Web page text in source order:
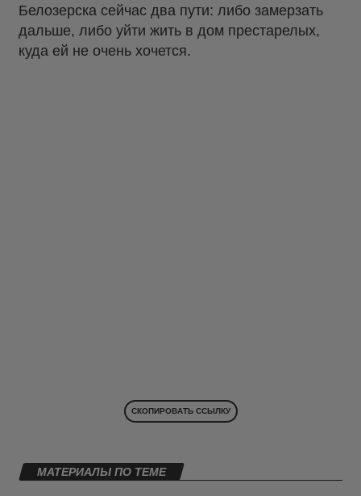
Белозерска сейчас два пути: либо замерзать
дальше, либо уйти жить в дом престарелых,
куда ей не очень хочется.
СКОПИРОВАТЬ ССЫЛКУ
МАТЕРИАЛЫ ПО ТЕМЕ